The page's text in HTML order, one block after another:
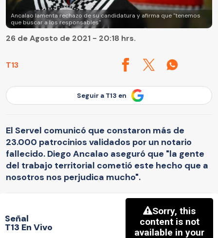
Ancalao lamenta rechazo de su candidatura y afirma que "tenemos
que buscar a los responsables"
T13
26 de Agosto de 2021 - 20:18 hrs.
Seguir a T13 en
El Servel comunicó que constaron más de
23.000 patrocinios validados por un notario
fallecido. Diego Ancalao aseguró que "la gente
del trabajo territorial cometió este hecho que a
nosotros nos perjudica mucho".
Señal
T13 En Vivo